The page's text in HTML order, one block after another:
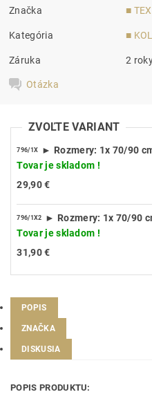
Značka ■
Kategória ■
Záruka 2
Otázka
ZVOĽTE VARIANT
796/1X
► Rozmery: 1x 70/90
Tovar je skladom !
29,90 €
796/1X2
► Rozmery: 1x 70/90
Tovar je skladom !
31,90 €
POPIS
ZNAČKA
DISKUSIA
POPIS PRODUKTU: